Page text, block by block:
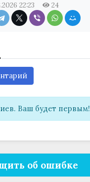
22:23 24
Ваш будет первым!
об ошибке